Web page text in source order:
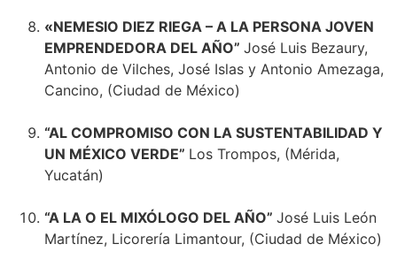
«NEMESIO DIEZ RIEGA – A LA PERSONA JOVEN
EMPRENDEDORA DEL AÑO” José Luis Bezaury,
Antonio de Vilches, José Islas y Antonio Amezaga,
Cancino, (Ciudad de México)
“AL COMPROMISO CON LA SUSTENTABILIDAD Y
UN MÉXICO VERDE” Los Trompos, (Mérida,
Yucatán)
“A LA O EL MIXÓLOGO DEL AÑO” José Luis León
Martínez, Licorería Limantour, (Ciudad de México)